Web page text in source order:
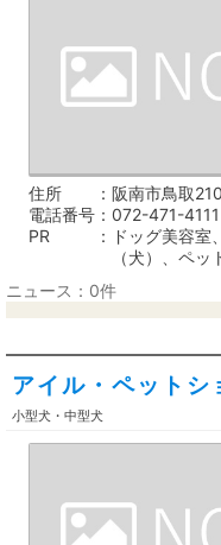
住所
阪南市鳥取
電話番号
072-471-4111
PR
ドッグ美容
（犬）、ペ
ニュース：0件
アイル・ペットシ
小型犬・中型犬